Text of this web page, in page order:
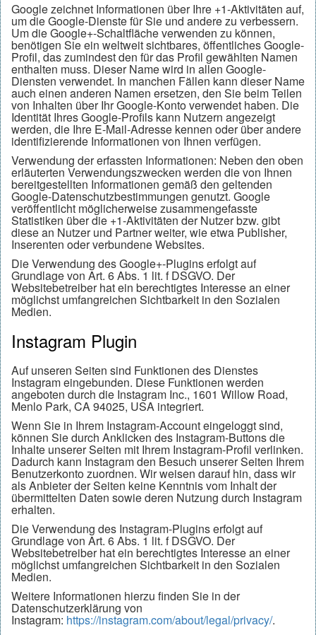
Google zeichnet Informationen über Ihre +1-Aktivitäten auf,
um die Google-Dienste für Sie und andere zu verbessern.
Um die Google+-Schaltfläche verwenden zu können,
benötigen Sie ein weltweit sichtbares, öffentliches Google-
Profil, das zumindest den für das Profil gewählten Namen
enthalten muss. Dieser Name wird in allen Google-
Diensten verwendet. In manchen Fällen kann dieser Name
auch einen anderen Namen ersetzen, den Sie beim Teilen
von Inhalten über Ihr Google-Konto verwendet haben. Die
Identität Ihres Google-Profils kann Nutzern angezeigt
werden, die Ihre E-Mail-Adresse kennen oder über andere
identifizierende Informationen von Ihnen verfügen.
Verwendung der erfassten Informationen: Neben den oben
erläuterten Verwendungszwecken werden die von Ihnen
bereitgestellten Informationen gemäß den geltenden
Google-Datenschutzbestimmungen genutzt. Google
veröffentlicht möglicherweise zusammengefasste
Statistiken über die +1-Aktivitäten der Nutzer bzw. gibt
diese an Nutzer und Partner weiter, wie etwa Publisher,
Inserenten oder verbundene Websites.
Die Verwendung des Google+-Plugins erfolgt auf
Grundlage von Art. 6 Abs. 1 lit. f DSGVO. Der
Websitebetreiber hat ein berechtigtes Interesse an einer
möglichst umfangreichen Sichtbarkeit in den Sozialen
Medien.
Instagram Plugin
Auf unseren Seiten sind Funktionen des Dienstes
Instagram eingebunden. Diese Funktionen werden
angeboten durch die Instagram Inc., 1601 Willow Road,
Menlo Park, CA 94025, USA integriert.
Wenn Sie in Ihrem Instagram-Account eingeloggt sind,
können Sie durch Anklicken des Instagram-Buttons die
Inhalte unserer Seiten mit Ihrem Instagram-Profil verlinken.
Dadurch kann Instagram den Besuch unserer Seiten Ihrem
Benutzerkonto zuordnen. Wir weisen darauf hin, dass wir
als Anbieter der Seiten keine Kenntnis vom Inhalt der
übermittelten Daten sowie deren Nutzung durch Instagram
erhalten.
Die Verwendung des Instagram-Plugins erfolgt auf
Grundlage von Art. 6 Abs. 1 lit. f DSGVO. Der
Websitebetreiber hat ein berechtigtes Interesse an einer
möglichst umfangreichen Sichtbarkeit in den Sozialen
Medien.
Weitere Informationen hierzu finden Sie in der
Datenschutzerklärung von
Instagram: https://instagram.com/about/legal/privacy/.